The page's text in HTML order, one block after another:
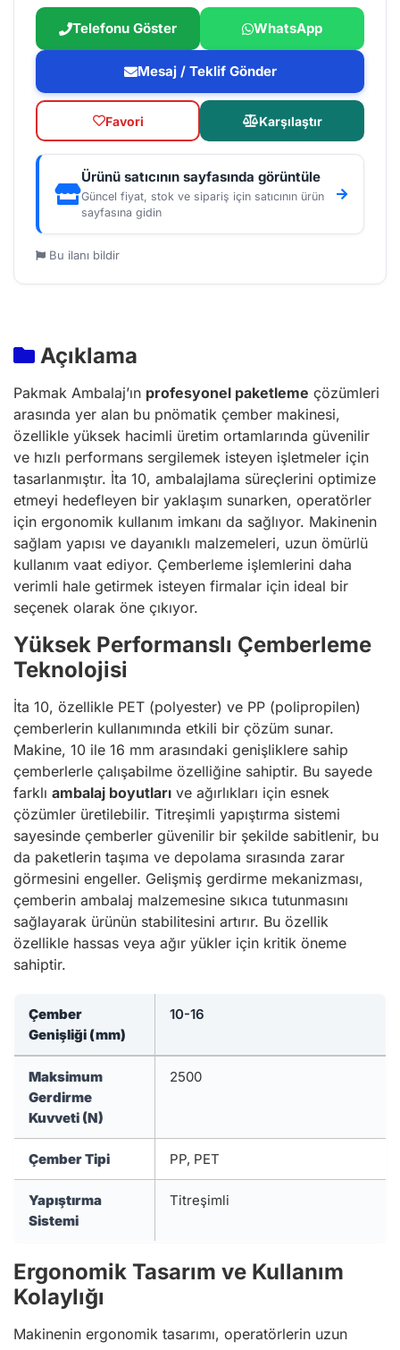
Telefonu Göster WhatsApp
Mesaj / Teklif Gönder
Favori Karşılaştır
Ürünü satıcının sayfasında görüntüle
Güncel fiyat, stok ve sipariş için satıcının ürün
sayfasına gidin
Bu ilanı bildir
Açıklama
Pakmak Ambalaj’ın profesyonel paketleme çözümleri
arasında yer alan bu pnömatik çember makinesi,
özellikle yüksek hacimli üretim ortamlarında güvenilir
ve hızlı performans sergilemek isteyen işletmeler için
tasarlanmıştır. İta 10, ambalajlama süreçlerini optimize
etmeyi hedefleyen bir yaklaşım sunarken, operatörler
için ergonomik kullanım imkanı da sağlıyor. Makinenin
sağlam yapısı ve dayanıklı malzemeleri, uzun ömürlü
kullanım vaat ediyor. Çemberleme işlemlerini daha
verimli hale getirmek isteyen firmalar için ideal bir
seçenek olarak öne çıkıyor.
Yüksek Performanslı Çemberleme
Teknolojisi
İta 10, özellikle PET (polyester) ve PP (polipropilen)
çemberlerin kullanımında etkili bir çözüm sunar.
Makine, 10 ile 16 mm arasındaki genişliklere sahip
çemberlerle çalışabilme özelliğine sahiptir. Bu sayede
farklı ambalaj boyutları ve ağırlıkları için esnek
çözümler üretilebilir. Titreşimli yapıştırma sistemi
sayesinde çemberler güvenilir bir şekilde sabitlenir, bu
da paketlerin taşıma ve depolama sırasında zarar
görmesini engeller. Gelişmiş gerdirme mekanizması,
çemberin ambalaj malzemesine sıkıca tutunmasını
sağlayarak ürünün stabilitesini artırır. Bu özellik
özellikle hassas veya ağır yükler için kritik öneme
sahiptir.
Çember
Genişliği (mm)
10-16
Maksimum
Gerdirme
Kuvveti (N)
2500
Çember Tipi PP, PET
Yapıştırma
Sistemi
Titreşimli
Ergonomik Tasarım ve Kullanım
Kolaylığı
Makinenin ergonomik tasarımı, operatörlerin uzun